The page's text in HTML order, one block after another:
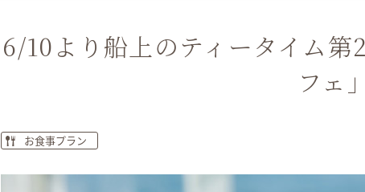
6/10より船上のティータイム第
フェ」
お食事プラン